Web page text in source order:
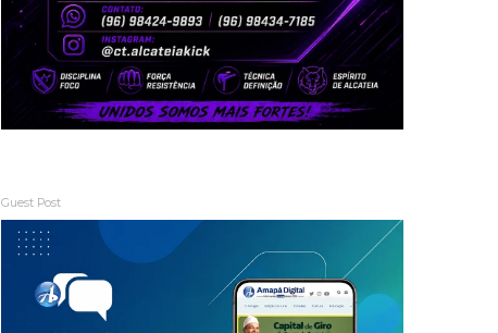
Guest Post